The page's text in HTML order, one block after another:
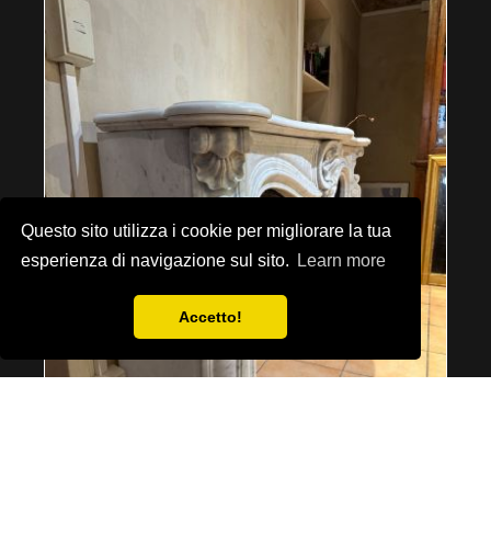
Questo sito utilizza i cookie per migliorare la tua
esperienza di navigazione sul sito.
Learn more
Accetto!